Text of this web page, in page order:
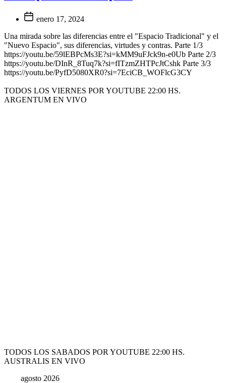
enero 17, 2024
Una mirada sobre las diferencias entre el "Espacio Tradicional" y el
"Nuevo Espacio", sus diferencias, virtudes y contras. Parte 1/3
https://youtu.be/59lEBPcMs3E?si=kMM9uFJck9n-e0Ub Parte 2/3
https://youtu.be/DInR_8Tuq7k?si=fITzmZHTPcJtCshk Parte 3/3
https://youtu.be/PyfD5080XR0?si=7EciCB_WOFlcG3CY
TODOS LOS VIERNES POR YOUTUBE 22:00 HS.
ARGENTUM EN VIVO
TODOS LOS SABADOS POR YOUTUBE 22:00 HS.
AUSTRALIS EN VIVO
agosto 2026